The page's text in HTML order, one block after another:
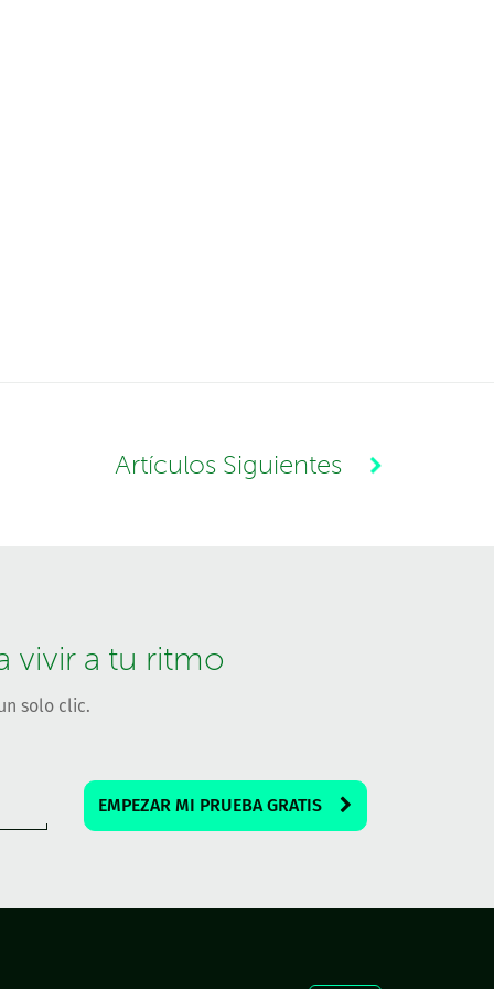
Artículos Siguientes
vivir a tu ritmo
solo clic.